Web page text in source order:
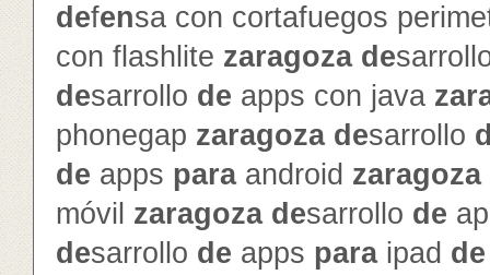
defensa con cortafuegos
con flashlite zaragoza de
desarrollo de apps con java
phonegap zaragoza desarrollo
de apps paraandroid zaragoza
móvil zaragoza desarrollo de
desarrollo de apps paraipad de